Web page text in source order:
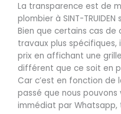
La transparence est de
plombier à SINT-
Bien que certains cas
travaux plus spécifiques,
prix en affichant une
différent que ce soit en
Car c’est en fonction
passé que nous pouvons
immédiat par Whatsapp,